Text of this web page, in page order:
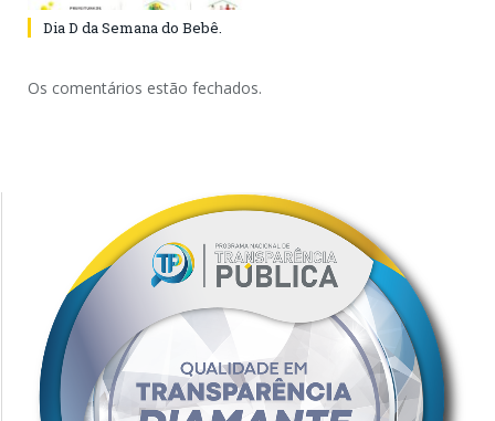
Dia D da Semana do Bebê.
Os comentários estão fechados.